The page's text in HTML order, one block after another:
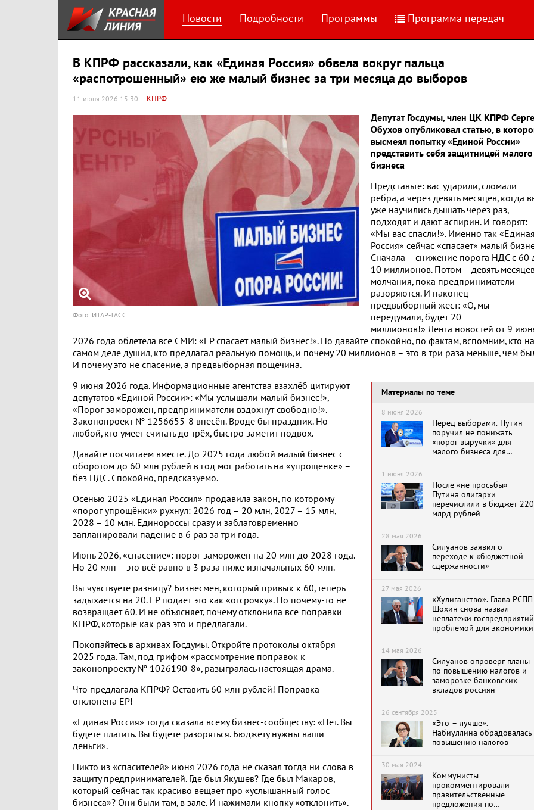
Новости Подробности Программы Программа передач
В КПРФ рассказали, как «Единая Россия» обвела вокруг пальца
«распотрошенный» ею же малый бизнес за три месяца до выборов
11 июня 2026 15:30 – КПРФ
Фото: ИТАР-ТАСС
Депутат Госдумы, член ЦК КПРФ
Обухов опубликовал статью, в
высмеял попытку «Единой России»
представить себя защитницей малого
бизнеса
Представьте: вас ударили, сломали
рёбра, а через девять месяцев, когда
уже научились дышать через раз,
подходят и дают аспирин. И говорят:
«Мы вас спасли!». Именно так
Россия» сейчас «спасает» малый
Сначала – снижение порога НДС с 60
10 миллионов. Потом – девять
молчания, пока предприниматели
разоряются. И наконец –
предвыборный жест: «О, мы
передумали, будет 20
миллионов!» Лента новостей от 9
2026 года облетела все СМИ: «ЕР спасает малый бизнес!». Но давайте спокойно, по фактам, вспомним, кто на
самом деле душил, кто предлагал реальную помощь, и почему 20 миллионов – это в три раза меньше, чем
И почему это не спасение, а предвыборная пощёчина.
Материалы по теме
8 июня 2026
Перед выборами. Путин
поручил не понижать
«порог выручки» для
малого бизнеса для
месяцев назад. Тайм-лайн
1 июня 2026
После «не просьбы»
Путина олигархи
перечислили в бюджет 220
млрд рублей
28 мая 2026
Силуанов заявил о
переходе к «бюджетной
сдержанности»
27 мая 2026
«Хулиганство». Глава РСПП
Шохин снова назвал
неплатежи госпредприятий
проблемой для экономики
14 мая 2026
Силуанов опроверг планы
по повышению налогов и
заморозке банковских
вкладов россиян
26 сентября 2025
«Это – лучше».
Набиуллина обрадовалась
повышению налогов
30 мая 2024
Коммунисты
прокомментировали
правительственные
предложения по
9 июня 2026 года. Информационные агентства взахлёб цитируют
депутатов «Единой России»: «Мы услышали малый бизнес!»,
«Порог заморожен, предприниматели вздохнут свободно!».
Законопроект № 1256655-8 внесён. Вроде бы праздник. Но
любой, кто умеет считать до трёх, быстро заметит подвох.
Давайте посчитаем вместе. До 2025 года любой малый бизнес с
оборотом до 60 млн рублей в год мог работать на «упрощёнке» –
без НДС. Спокойно, предсказуемо.
Осенью 2025 «Единая Россия» продавила закон, по которому
«порог упрощёнки» рухнул: 2026 год – 20 млн, 2027 – 15 млн,
2028 – 10 млн. Единороссы сразу и заблаговременно
запланировали падение в 6 раз за три года.
Июнь 2026, «спасение»: порог заморожен на 20 млн до 2028 года.
Но 20 млн – это всё равно в 3 раза ниже изначальных 60 млн.
Вы чувствуете разницу? Бизнесмен, который привык к 60, теперь
задыхается на 20. ЕР подаёт это как «отсрочку». Но почему-то не
возвращает 60. И не объясняет, почему отклонила все поправки
КПРФ, которые как раз это и предлагали.
Покопайтесь в архивах Госдумы. Откройте протоколы октября
2025 года. Там, под грифом «рассмотрение поправок к
законопроекту № 1026190-8», разыгралась настоящая драма.
Что предлагала КПРФ? Оставить 60 млн рублей! Поправка
отклонена ЕР!
«Единая Россия» тогда сказала всему бизнес-сообществу: «Нет. Вы
будете платить. Вы будете разоряться. Бюджету нужны ваши
деньги».
Никто из «спасителей» июня 2026 года не сказал тогда ни слова в
защиту предпринимателей. Где был Якушев? Где был Макаров,
который сейчас так красиво вещает про «услышанный голос
бизнеса»? Они были там, в зале. И нажимали кнопку «отклонить».